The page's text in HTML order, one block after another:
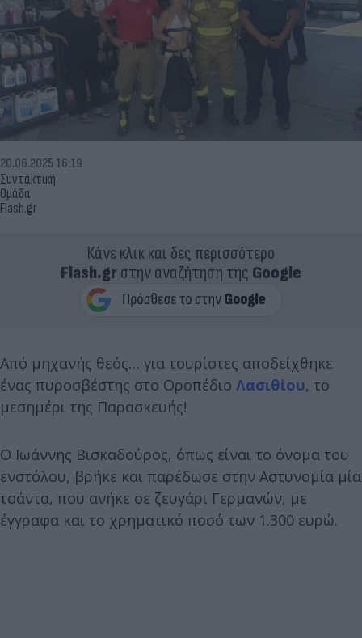
Συντακτική
Ομάδα
Flash.gr
20.06.2025 16:19
Κάνε κλικ και δες περισσότερο
Flash.grστην αναζήτηση της Google
Από μηχανής θεός… για τουρίστες αποδείχθηκε
ένας πυροσβέστης στο Οροπέδιο Λασιθίου, το
μεσημέρι της Παρασκευής!
Ο Ιωάννης Βισκαδούρος, όπως είναι το όνομα του
ενστόλου, βρήκε και παρέδωσε στην Αστυνομία μία
τσάντα, που ανήκε σε ζευγάρι Γερμανών, με
έγγραφα και το χρηματικό ποσό των 1.300 ευρώ.